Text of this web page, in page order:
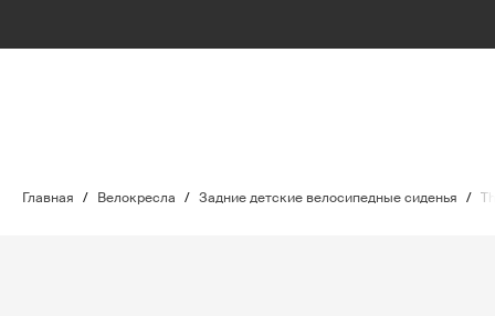
Главная / Велокресла / Задние детские велосипедные сиденья /